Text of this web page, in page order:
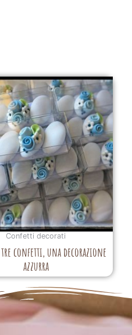
Confetti decorati
confetti, una decorazione
azzurra